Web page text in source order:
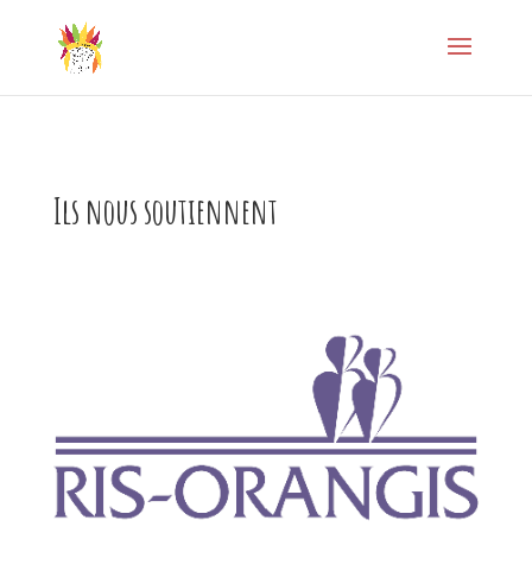
Ils nous soutiennent